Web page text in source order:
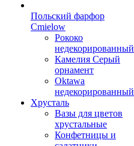
Польский фарфор
Сmielow
Рококо
недекорированный
Камелия Серый
орнамент
Oktawa
недекорированный
Хрусталь
Вазы для цветов
хрустальные
Конфетницы и